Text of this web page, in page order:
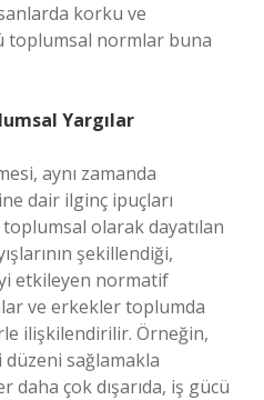
korku ve
toplumsal normlar buna
Yargılar
aynı zamanda
dair ilginç ipuçları
olarak dayatılan
şekillendiği,
etkileyen normatif
ve erkekler toplumda
ilişkilendirilir. Örneğin,
düzeni sağlamakla
çok dışarıda, iş gücü